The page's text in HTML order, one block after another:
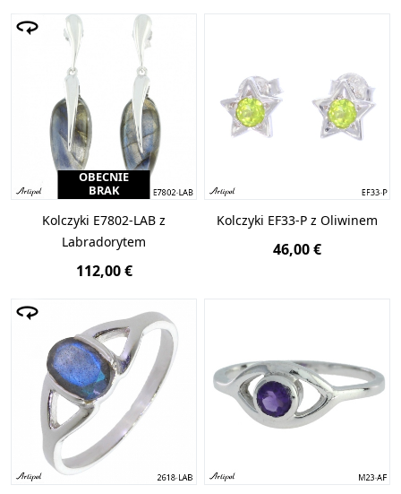
OBECNIE
BRAK
Kolczyki E7802-LAB z
Labradorytem
112,00 €
Kolczyki EF33-P z Oliwinem
46,00 €